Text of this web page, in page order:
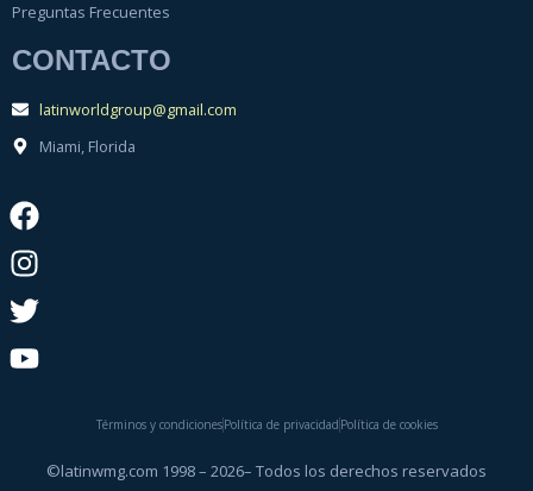
Preguntas Frecuentes
CONTACTO
latinworldgroup@gmail.com
Miami, Florida
©latinwmg.com 1998 – 2026– Todos los derechos reservados
Términos y condicionesPolítica de privacidad Política de cookies